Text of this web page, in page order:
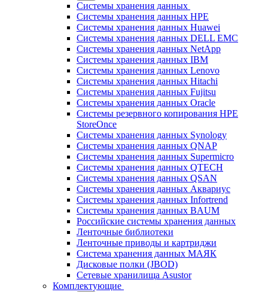
Системы хранения данных
Системы хранения данных HPE
Системы хранения данных Huawei
Системы хранения данных DELL EMC
Cистемы хранения данных NetApp
Системы хранения данных IBM
Системы хранения данных Lenovo
Системы хранения данных Hitachi
Системы хранения данных Fujitsu
Системы хранения данных Oracle
Системы резервного копирования HPE
StoreOnce
Системы хранения данных Synology
Системы хранения данных QNAP
Системы хранения данных Supermicro
Системы хранения данных QTECH
Системы хранения данных QSAN
Системы хранения данных Аквариус
Системы хранения данных Infortrend
Системы хранения данных BAUM
Российские системы хранения данных
Ленточные библиотеки
Ленточные приводы и картриджи
Система хранения данных МАЯК
Дисковые полки (JBOD)
Сетевые хранилища Asustor
Комплектующие